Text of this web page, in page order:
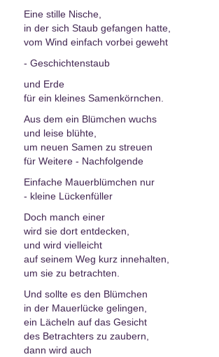
Eine stille Nische,
in der sich Staub gefangen hatte,
vom Wind einfach vorbei geweht
- Geschichtenstaub
und Erde
für ein kleines Samenkörnchen.
Aus dem ein Blümchen wuchs
und leise blühte,
um neuen Samen zu streuen
für Weitere - Nachfolgende
Einfache Mauerblümchen nur
- kleine Lückenfüller
Doch manch einer
wird sie dort entdecken,
und wird vielleicht
auf seinem Weg kurz innehalten,
um sie zu betrachten.
Und sollte es den Blümchen
in der Mauerlücke gelingen,
ein Lächeln auf das Gesicht
des Betrachters zu zaubern,
dann wird auch